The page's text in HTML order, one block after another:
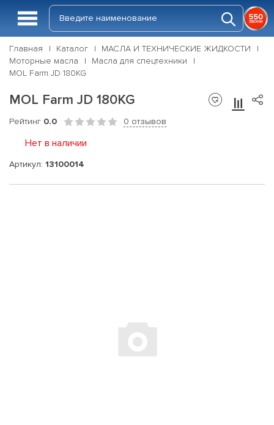
Главная Каталог
МАСЛА И ТЕХНИЧЕСКИЕ ЖИДКОСТИ
Моторные масла
Масла для спецтехники
MOL Farm JD 180KG
MOL Farm JD 180KG
Рейтинг 0.0 0 отзывов
Нет в наличии
Артикул: 13100014